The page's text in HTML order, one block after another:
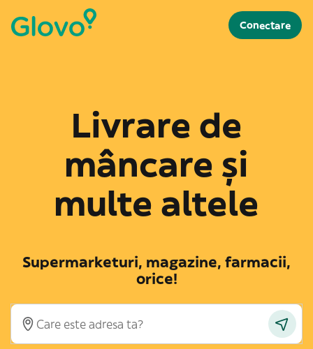
Conectare
Livrare de
mâncare și
multe altele
Supermarketuri, magazine, farmacii,
orice!